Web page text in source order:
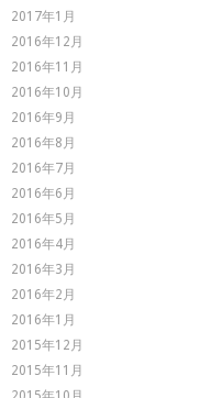
2017年1月
2016年12月
2016年11月
2016年10月
2016年9月
2016年8月
2016年7月
2016年6月
2016年5月
2016年4月
2016年3月
2016年2月
2016年1月
2015年12月
2015年11月